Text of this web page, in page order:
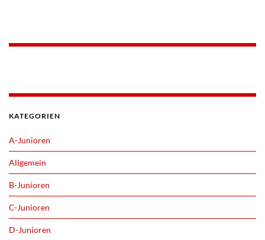
KATEGORIEN
A-Junioren
Allgemein
B-Junioren
C-Junioren
D-Junioren